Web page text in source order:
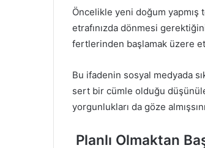
Öncelikle yeni doğum
etrafınızda dönmesi
fertlerinden başlamak üzere
Bu ifadenin sosyal medyada
sert bir cümle olduğu
yorgunlukları da göze
Planlı Olmaktan